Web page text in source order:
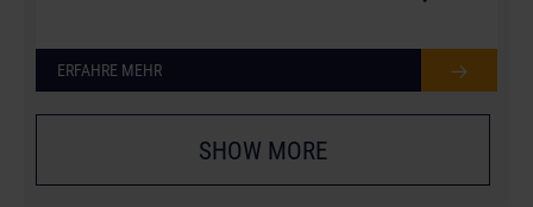
ERFAHRE MEHR
SHOW MORE